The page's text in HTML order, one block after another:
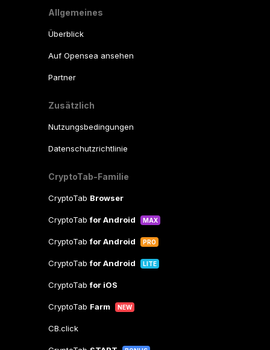
Allgemeines
Überblick
Auf Opensea ansehen
Partner
Zusätzlich
Nutzungsbedingungen
Datenschutzrichtlinie
CryptoTab-Familie
CryptoTab Browser
CryptoTabfor Android MAX
CryptoTabfor Android PRO
CryptoTabfor Android LITE
CryptoTabfor iOS
CryptoTab Farm NEW
CB.click